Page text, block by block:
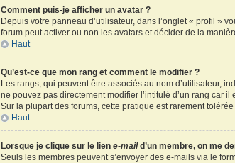
Comment puis-je afficher un avatar ?
Depuis votre panneau d’utilisateur, dans l’onglet « profil »
forum peut activer ou non les avatars et décider de la
Haut
Qu’est-ce que mon rang et comment le modifier ?
Les rangs, qui peuvent être associés au nom d’utilisateur,
ne pouvez pas directement modifier l’intitulé d’un rang car
Sur la plupart des forums, cette pratique est rarement
Haut
Lorsque je clique sur le liene-maild’un membre, on me
Seuls les membres peuvent s’envoyer des e-mails via le